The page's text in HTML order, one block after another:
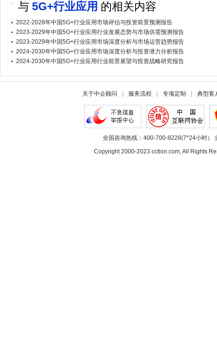
与 5G+行业应用 的相关内容
2022-2028年中国5G+行业应用市场评估与投资前景预测报告
2023-2029年中国5G+行业应用行业发展态势与市场供需预测报告
2023-2029年中国5G+行业应用市场深度分析与市场运营趋势报告
2024-2030年中国5G+行业应用市场深度分析与投资潜力分析报告
2024-2030年中国5G+行业应用行业前景展望与投资战略研究报告
关于中企顾问 服务流程 专项定制 典型客
全国咨询热线：400-700-9228(7*24小时）
Copyright 2000-2023 cction.com, All Rights